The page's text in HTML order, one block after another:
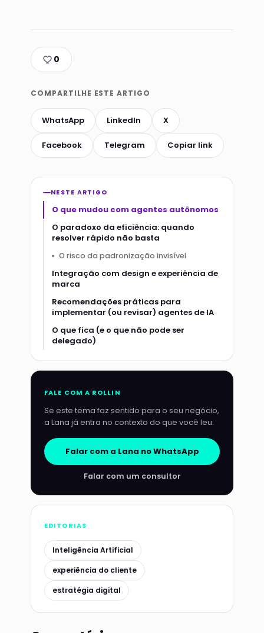
0
COMPARTILHE ESTE ARTIGO
WhatsApp LinkedIn X
Facebook Telegram Copiar link
NESTE ARTIGO
O que mudou com agentes autônomos
O paradoxo da eficiência: quando
resolver rápido não basta
O risco da padronização invisível
Integração com design e experiência de
marca
Recomendações práticas para
implementar (ou revisar) agentes de IA
O que fica (e o que não pode ser
delegado)
FALE COM A ROLLIN
Se este tema faz sentido para o seu negócio,
a Lana já entra no contexto do que você leu.
Falar com a Lana no WhatsApp
Falar com um consultor
EDITORIAS
Inteligência Artificial
experiência do cliente
estratégia digital